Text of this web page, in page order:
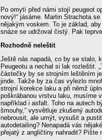
Po omytí před námi stojí peugeot
nový!“ jásáme. Martin Strachota
nějakým voskem. To je základ,
snáze se udržoval čistý. Pak
Rozhodně neleštit
Ještě nás napadá, co by se stalo,
Peugeotu a nechal si lak rozleštit.
částečky by se strojním leštěním
jinde. Takže by za čas vylezlo
strojní korekce laku a při němž
poškrábanou vrstvu laku, musíme
například i asfalt. Toho na autech
šmouhy,“ vysvětluje zkušený
nebrousit, ale umýt, vysušit a
autodetailing? Nenapadá vás
přejatý z angličtiny nahradit? Pište